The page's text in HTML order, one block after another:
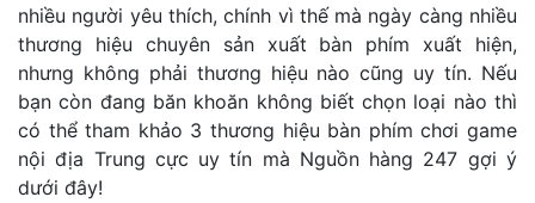
nhiều người yêu thích, chính vì thế mà ngày càng nhiều
thương hiệu chuyên sản xuất bàn phím xuất hiện,
nhưng không phải thương hiệu nào cũng uy tín. Nếu
bạn còn đang băn khoăn không biết chọn loại nào thì
có thể tham khảo 3 thương hiệu bàn phím chơi game
nội địa Trung cực uy tín mà Nguồn hàng 247 gợi ý
dưới đây!